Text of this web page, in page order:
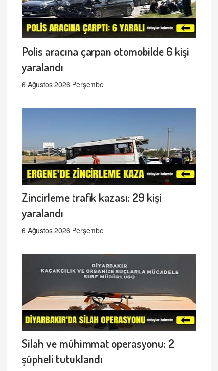
Polis aracına çarpan otomobilde 6 kişi
yaralandı
6 Ağustos 2026 Perşembe
Zincirleme trafik kazası: 29 kişi
yaralandı
6 Ağustos 2026 Perşembe
Silah ve mühimmat operasyonu: 2
şüpheli tutuklandı